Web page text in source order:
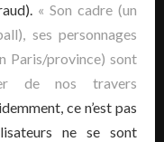
« Son cadre (un
ses personnages
Paris/province) sont
de nos travers
ce n’est pas
ne se sont